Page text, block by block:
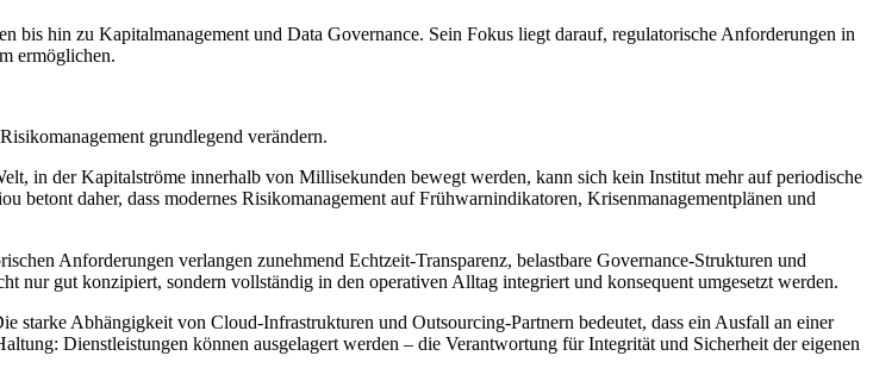
hin zu Kapitalmanagement und Data Governance. Sein Fokus liegt darauf, regulatorische Anforderungen in
ermöglichen.
grundlegend verändern.
in der Kapitalströme innerhalb von Millisekunden bewegt werden, kann sich kein Institut mehr auf periodische
betont daher, dass modernes Risikomanagement auf Frühwarnindikatoren, Krisenmanagementplänen und
Anforderungen verlangen zunehmend Echtzeit-Transparenz, belastbare Governance-Strukturen und
nur gut konzipiert, sondern vollständig in den operativen Alltag integriert und konsequent umgesetzt werden.
starke Abhängigkeit von Cloud-Infrastrukturen und Outsourcing-Partnern bedeutet, dass ein Ausfall an einer
Dienstleistungen können ausgelagert werden – die Verantwortung für Integrität und Sicherheit der eigenen